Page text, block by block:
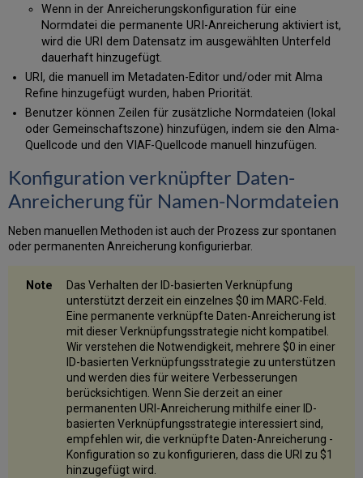
Wenn in der Anreicherungskonfiguration für eine
Normdatei die permanente URI-Anreicherung aktiviert ist,
wird die URI dem Datensatz im ausgewählten Unterfeld
dauerhaft hinzugefügt.
URI, die manuell im Metadaten-Editor und/oder mit Alma
Refine hinzugefügt wurden, haben Priorität.
Benutzer können Zeilen für zusätzliche Normdateien (lokal
oder Gemeinschaftszone) hinzufügen, indem sie den Alma-
Quellcode und den VIAF-Quellcode manuell hinzufügen.
Konfiguration verknüpfter Daten-
Anreicherung für Namen-Normdateien
Neben manuellen Methoden ist auch der Prozess zur spontanen
oder permanenten Anreicherung konfigurierbar.
Das Verhalten der ID-basierten Verknüpfung
unterstützt derzeit ein einzelnes $0 im MARC-Feld.
Eine permanente verknüpfte Daten-Anreicherung ist
mit dieser Verknüpfungsstrategie nicht kompatibel.
Wir verstehen die Notwendigkeit, mehrere $0 in einer
ID-basierten Verknüpfungsstrategie zu unterstützen
und werden dies für weitere Verbesserungen
berücksichtigen. Wenn Sie derzeit an einer
permanenten URI-Anreicherung mithilfe einer ID-
basierten Verknüpfungsstrategie interessiert sind,
empfehlen wir, die verknüpfte Daten-Anreicherung -
Konfiguration so zu konfigurieren, dass die URI zu $1
hinzugefügt wird.